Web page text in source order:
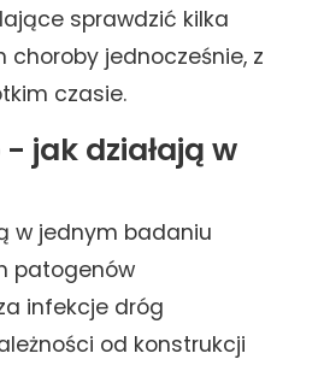
sprawdzić kilka
choroby jednocześnie, z
czasie.
jak działają w
w jednym badaniu
patogenów
infekcje dróg
od konstrukcji